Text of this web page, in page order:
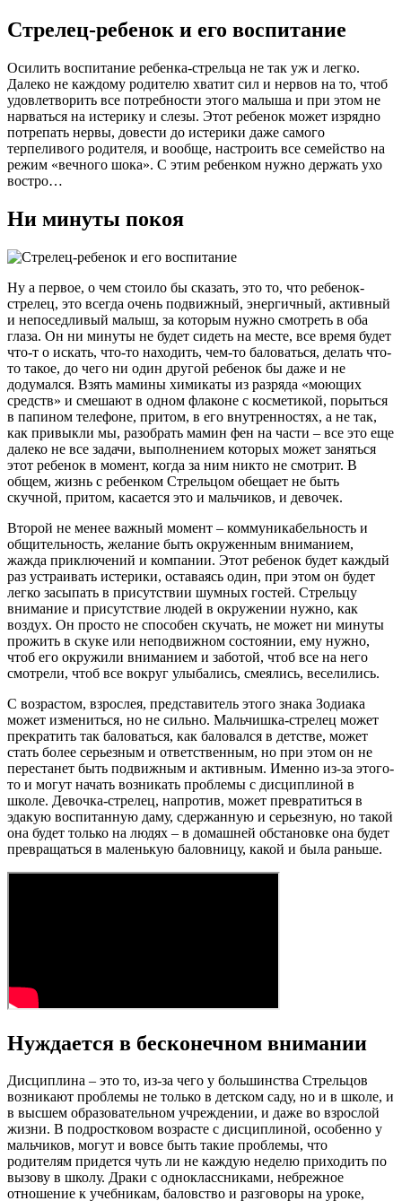
Стрелец-ребенок и его воспитание
Осилить воспитание ребенка-стрельца не так уж и легко.
Далеко не каждому родителю хватит сил и нервов на то, чтоб
удовлетворить все потребности этого малыша и при этом не
нарваться на истерику и слезы. Этот ребенок может изрядно
потрепать нервы, довести до истерики даже самого
терпеливого родителя, и вообще, настроить все семейство на
режим «вечного шока». С этим ребенком нужно держать ухо
востро…
Ни минуты покоя
Ну а первое, о чем стоило бы сказать, это то, что ребенок-
стрелец, это всегда очень подвижный, энергичный, активный
и непоседливый малыш, за которым нужно смотреть в оба
глаза. Он ни минуты не будет сидеть на месте, все время будет
что-т о искать, что-то находить, чем-то баловаться, делать что-
то такое, до чего ни один другой ребенок бы даже и не
додумался. Взять мамины химикаты из разряда «моющих
средств» и смешают в одном флаконе с косметикой, порыться
в папином телефоне, притом, в его внутренностях, а не так,
как привыкли мы, разобрать мамин фен на части – все это еще
далеко не все задачи, выполнением которых может заняться
этот ребенок в момент, когда за ним никто не смотрит. В
общем, жизнь с ребенком Стрельцом обещает не быть
скучной, притом, касается это и мальчиков, и девочек.
Второй не менее важный момент – коммуникабельность и
общительность, желание быть окруженным вниманием,
жажда приключений и компании. Этот ребенок будет каждый
раз устраивать истерики, оставаясь один, при этом он будет
легко засыпать в присутствии шумных гостей. Стрельцу
внимание и присутствие людей в окружении нужно, как
воздух. Он просто не способен скучать, не может ни минуты
прожить в скуке или неподвижном состоянии, ему нужно,
чтоб его окружили вниманием и заботой, чтоб все на него
смотрели, чтоб все вокруг улыбались, смеялись, веселились.
С возрастом, взрослея, представитель этого знака Зодиака
может измениться, но не сильно. Мальчишка-стрелец может
прекратить так баловаться, как баловался в детстве, может
стать более серьезным и ответственным, но при этом он не
перестанет быть подвижным и активным. Именно из-за этого-
то и могут начать возникать проблемы с дисциплиной в
школе. Девочка-стрелец, напротив, может превратиться в
эдакую воспитанную даму, сдержанную и серьезную, но такой
она будет только на людях – в домашней обстановке она будет
превращаться в маленькую баловницу, какой и была раньше.
Нуждается в бесконечном внимании
Дисциплина – это то, из-за чего у большинства Стрельцов
возникают проблемы не только в детском саду, но и в школе, и
в высшем образовательном учреждении, и даже во взрослой
жизни. В подростковом возрасте с дисциплиной, особенно у
мальчиков, могут и вовсе быть такие проблемы, что
родителям придется чуть ли не каждую неделю приходить по
вызову в школу. Драки с одноклассниками, небрежное
отношение к учебникам, баловство и разговоры на уроке,